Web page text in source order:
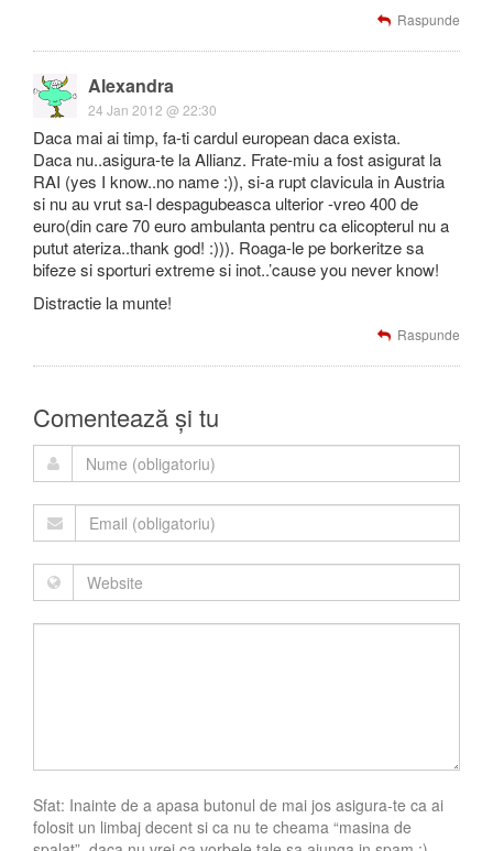
Raspunde
Alexandra
24 Jan 2012 @ 22:30
Daca mai ai timp, fa-ti cardul european daca exista.
Daca nu..asigura-te la Allianz. Frate-miu a fost asigurat la
RAI (yes I know..no name :)), si-a rupt clavicula in Austria
si nu au vrut sa-l despagubeasca ulterior -vreo 400 de
euro(din care 70 euro ambulanta pentru ca elicopterul nu a
putut ateriza..thank god! :))). Roaga-le pe borkeritze sa
bifeze si sporturi extreme si inot..’cause you never know!
Distractie la munte!
Raspunde
Comentează și tu
Sfat: Inainte de a apasa butonul de mai jos asigura-te ca ai
folosit un limbaj decent si ca nu te cheama “masina de